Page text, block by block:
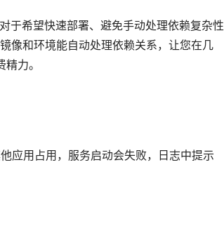
于希望快速部署、避免手动处理依赖复杂性
像和环境能自动处理依赖关系，让您在几
力。
应用占用，服务启动会失败，日志中提示